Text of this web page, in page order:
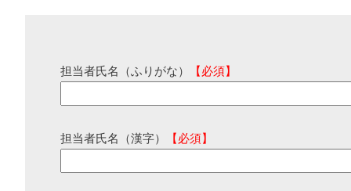
担当者氏名（ふりがな） 【必須】
担当者氏名（漢字） 【必須】